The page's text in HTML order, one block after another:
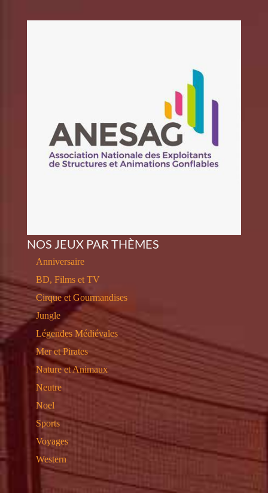
NOS JEUX PAR THÈMES
Anniversaire
BD, Films et TV
Cirque et Gourmandises
Jungle
Légendes Médiévales
Mer et Pirates
Nature et Animaux
Neutre
Noel
Sports
Voyages
Western